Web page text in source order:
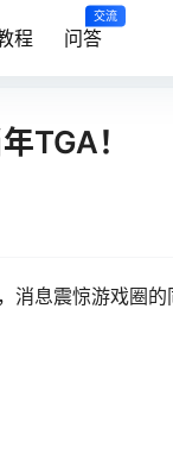
程 问答
交流
TGA！
息震惊游戏圈